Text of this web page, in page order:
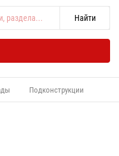
раздела...
Подконструкции